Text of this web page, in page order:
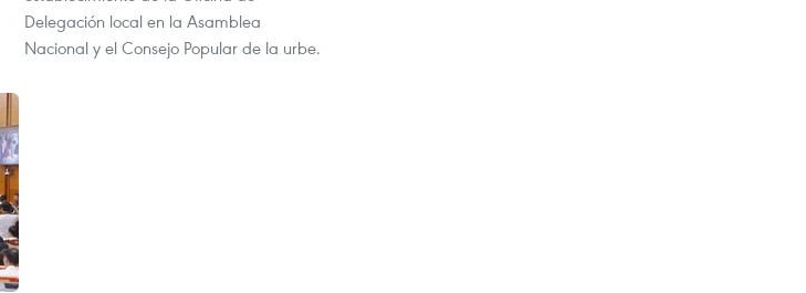
Delegación local en la Asamblea
Nacional y el Consejo Popular de la urbe.